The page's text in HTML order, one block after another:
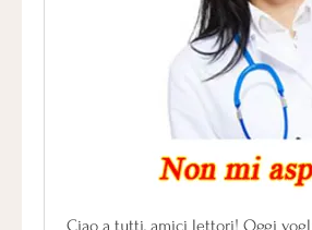
Ciao a tutti, amici lettori! Oggi